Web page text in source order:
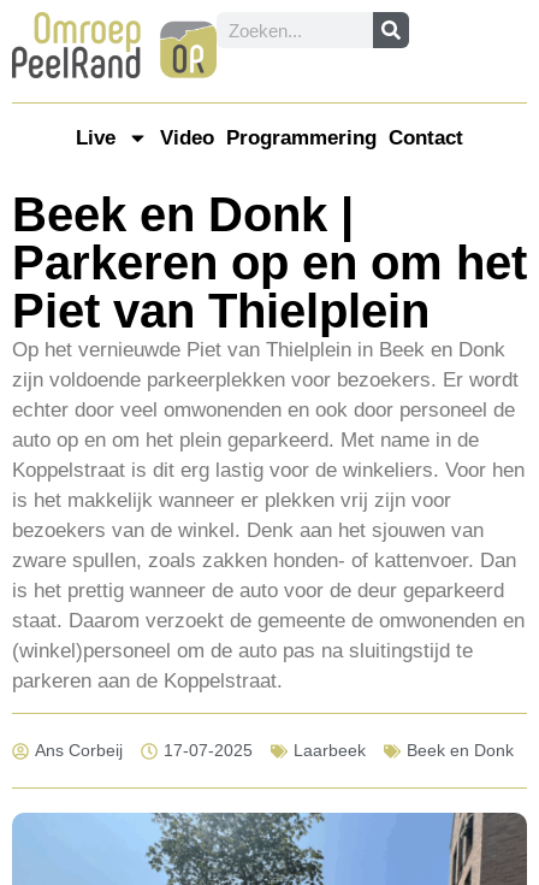
Live Video Programmering Contact
Beek en Donk |
Parkeren op en om het
Piet van Thielplein
Op het vernieuwde Piet van Thielplein in Beek en Donk
zijn voldoende parkeerplekken voor bezoekers. Er wordt
echter door veel omwonenden en ook door personeel de
auto op en om het plein geparkeerd. Met name in de
Koppelstraat is dit erg lastig voor de winkeliers. Voor hen
is het makkelijk wanneer er plekken vrij zijn voor
bezoekers van de winkel. Denk aan het sjouwen van
zware spullen, zoals zakken honden- of kattenvoer. Dan
is het prettig wanneer de auto voor de deur geparkeerd
staat. Daarom verzoekt de gemeente de omwonenden en
(winkel)personeel om de auto pas na sluitingstijd te
parkeren aan de Koppelstraat.
Ans Corbeij 17-07-2025 Laarbeek Beek en Donk